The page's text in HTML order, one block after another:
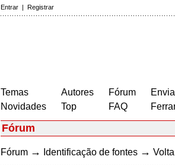
Entrar | Registrar
Temas
Novidades
Autores
Top
Fórum
FAQ
Fórum
Fórum → Identificação de fontes →